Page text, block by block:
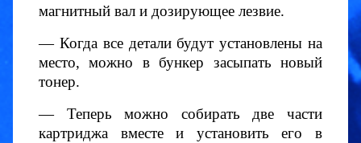
магнитный вал и дозирующее лезвие.
— Когда все детали будут установлены на
место, можно в бункер засыпать новый
тонер.
— Теперь можно собирать две части
картриджа вместе и установить его в